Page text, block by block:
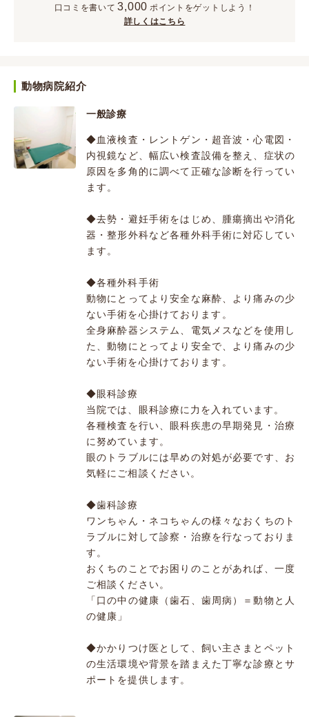
口コミを書いて 3,000 ポイント をゲットしよう！
詳しくはこちら
動物病院紹介
一般診療
◆血液検査・レントゲン・超音波・心電図・
内視鏡など、幅広い検査設備を整え、症状の
原因を多角的に調べて正確な診断を行ってい
ます。
◆去勢・避妊手術をはじめ、腫瘍摘出や消化
器・整形外科など各種外科手術に対応してい
ます。
◆各種外科手術
動物にとってより安全な麻酔、より痛みの少
ない手術を心掛けております。
全身麻酔器システム、電気メスなどを使用し
た、動物にとってより安全で、より痛みの少
ない手術を心掛けております。
◆眼科診療
当院では、眼科診療に力を入れています。
各種検査を行い、眼科疾患の早期発見・治療
に努めています。
眼のトラブルには早めの対処が必要です、お
気軽にご相談ください。
◆歯科診療
ワンちゃん・ネコちゃんの様々なおくちのト
ラブルに対して診察・治療を行なっておりま
す。
おくちのことでお困りのことがあれば、一度
ご相談ください。
「口の中の健康（歯石、歯周病）＝動物と人
の健康」
◆かかりつけ医として、飼い主さまとペット
の生活環境や背景を踏まえた丁寧な診療とサ
ポートを提供します。